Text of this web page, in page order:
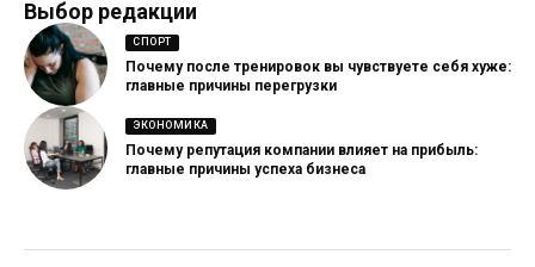
Выбор редакции
СПОРТ
Почему после тренировок вы чувствуете себя хуже:
главные причины перегрузки
ЭКОНОМИКА
Почему репутация компании влияет на прибыль:
главные причины успеха бизнеса